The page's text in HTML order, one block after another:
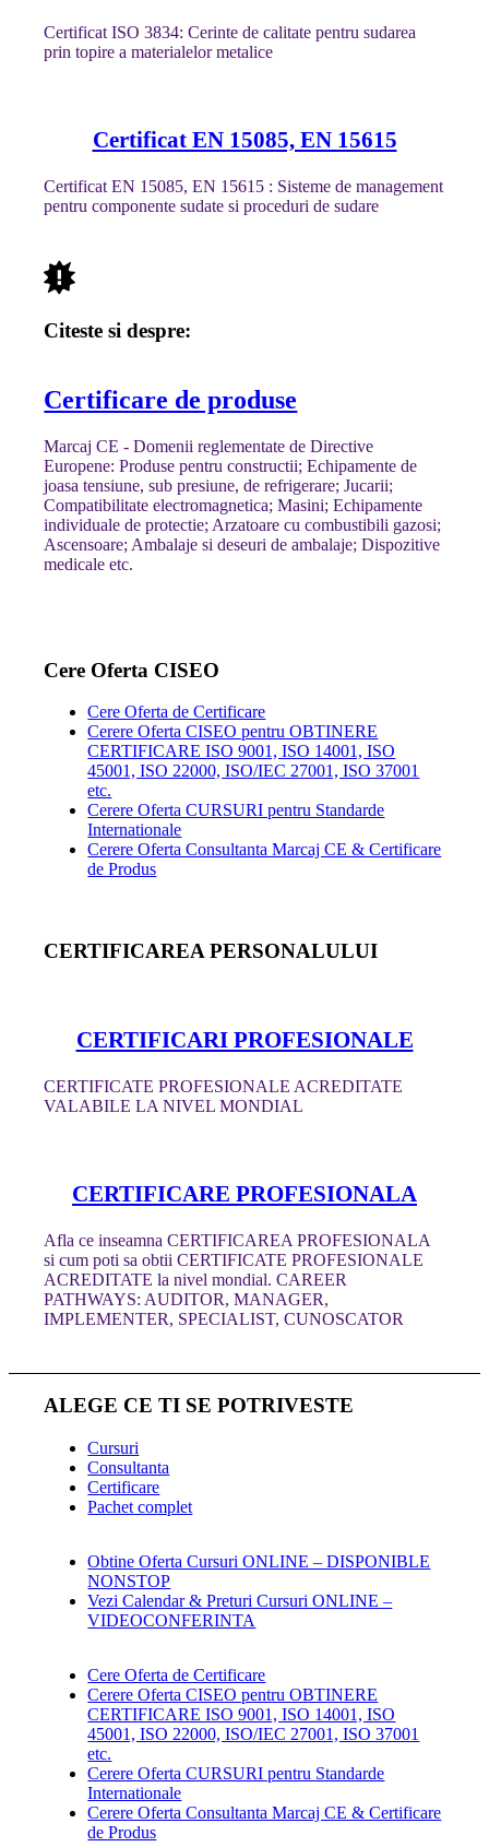
Certificat ISO 3834: Cerinte de calitate pentru sudarea
prin topire a materialelor metalice
Certificat EN 15085, EN 15615
Certificat EN 15085, EN 15615 : Sisteme de management
pentru componente sudate si proceduri de sudare
Citeste si despre:
Certificare de produse
Marcaj CE - Domenii reglementate de Directive
Europene: Produse pentru constructii; Echipamente de
joasa tensiune, sub presiune, de refrigerare; Jucarii;
Compatibilitate electromagnetica; Masini; Echipamente
individuale de protectie; Arzatoare cu combustibili gazosi;
Ascensoare; Ambalaje si deseuri de ambalaje; Dispozitive
medicale etc.
Cere Oferta CISEO
Cere Oferta de Certificare
Cerere Oferta CISEO pentru OBTINERE
CERTIFICARE ISO 9001, ISO 14001, ISO
45001, ISO 22000, ISO/IEC 27001, ISO 37001
etc.
Cerere Oferta CURSURI pentru Standarde
Internationale
Cerere Oferta Consultanta Marcaj CE & Certificare
de Produs
CERTIFICAREA PERSONALULUI
CERTIFICARI PROFESIONALE
CERTIFICATE PROFESIONALE ACREDITATE
VALABILE LA NIVEL MONDIAL
CERTIFICARE PROFESIONALA
Afla ce inseamna CERTIFICAREA PROFESIONALA
si cum poti sa obtii CERTIFICATE PROFESIONALE
ACREDITATE la nivel mondial. CAREER
PATHWAYS: AUDITOR, MANAGER,
IMPLEMENTER, SPECIALIST, CUNOSCATOR
ALEGE CE TI SE POTRIVESTE
Cursuri
Consultanta
Certificare
Pachet complet
Obtine Oferta Cursuri ONLINE – DISPONIBLE
NONSTOP
Vezi Calendar & Preturi Cursuri ONLINE –
VIDEOCONFERINTA
Cere Oferta de Certificare
Cerere Oferta CISEO pentru OBTINERE
CERTIFICARE ISO 9001, ISO 14001, ISO
45001, ISO 22000, ISO/IEC 27001, ISO 37001
etc.
Cerere Oferta CURSURI pentru Standarde
Internationale
Cerere Oferta Consultanta Marcaj CE & Certificare
de Produs